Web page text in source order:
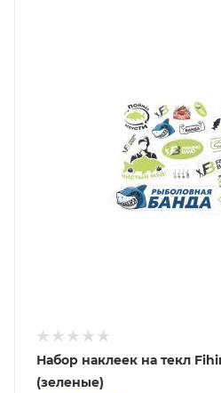
- Диаметр входного кольца:
- Длина удилища: 12ft (3.65 м).
- Транспортировочная
Набор наклеек на текл
(зеленые)